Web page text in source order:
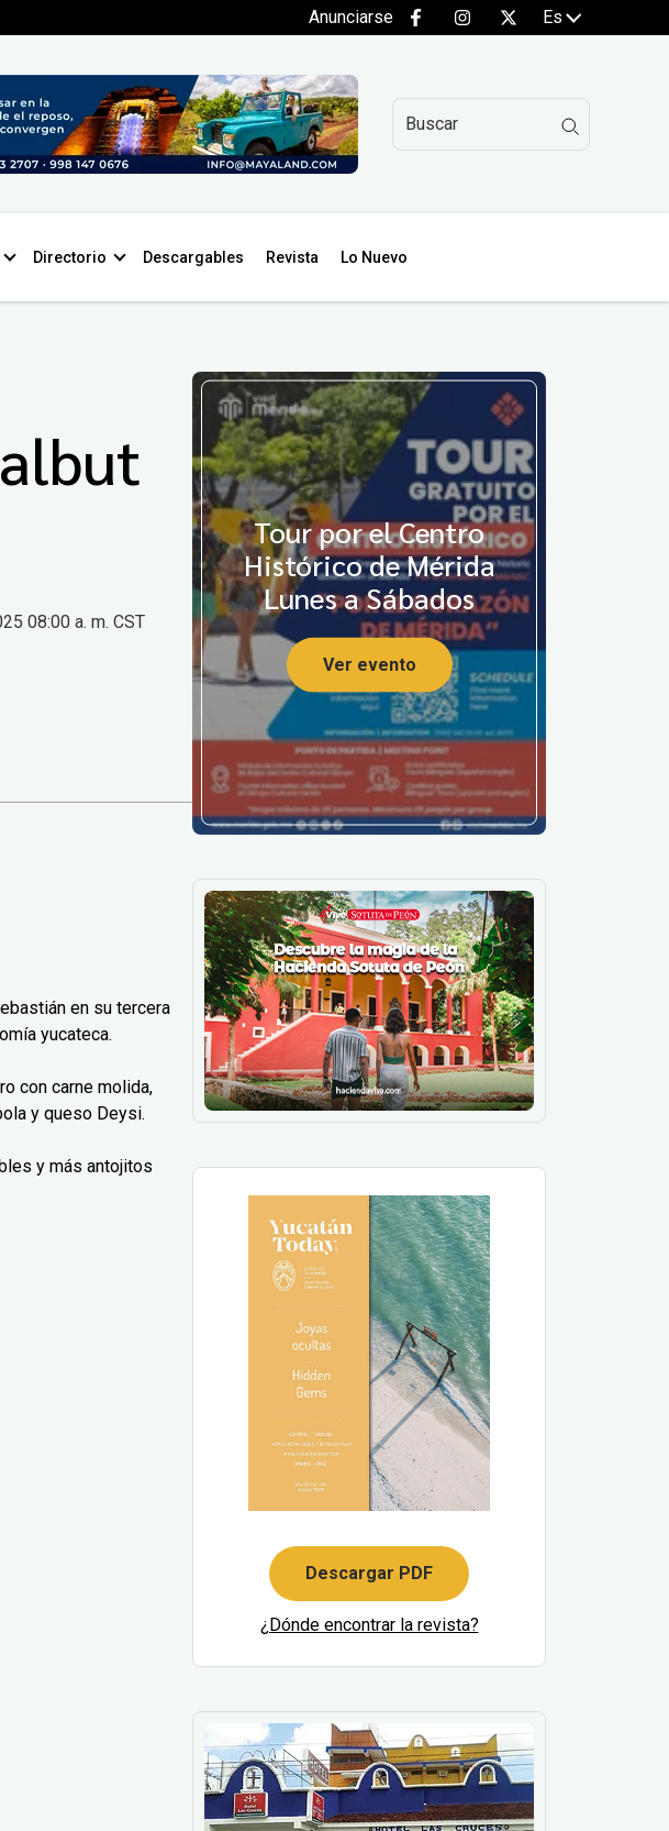
Anunciarse Es
Directorio Descargables Revista Lo Nuevo
08:00 a. m. CST
en su tercera
yucateca.
con carne molida,
y queso Deysi.
y más antojitos
Tour por el Centro
Histórico de Mérida
Lunes a Sábados
Ver evento
Descargar PDF
¿Dónde encontrar la revista?